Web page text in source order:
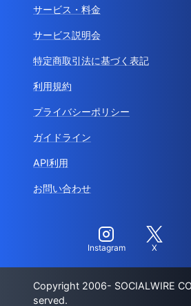
サービス・料金
サービス説明会
特定商取引法に基づく表記
利用規約
プライバシーポリシー
ガイドライン
API利用
お問い合わせ
Instagram X
Copyright 2006- SOCIALWIRE
served.